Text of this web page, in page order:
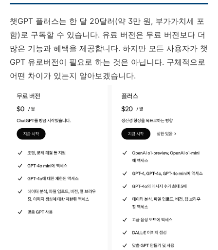
챗GPT 플러스는 한 달 20달러(약 3만 원, 부가가치세 포
함)로 구독할 수 있습니다. 유료 버전은 무료 버전보다 더
많은 기능과 혜택을 제공합니다. 하지만 모든 사용자가 챗
GPT 유로버전이 필요로 하는 것은 아닙니다. 구체적으로
어떤 차이가 있는지 알아보겠습니다.